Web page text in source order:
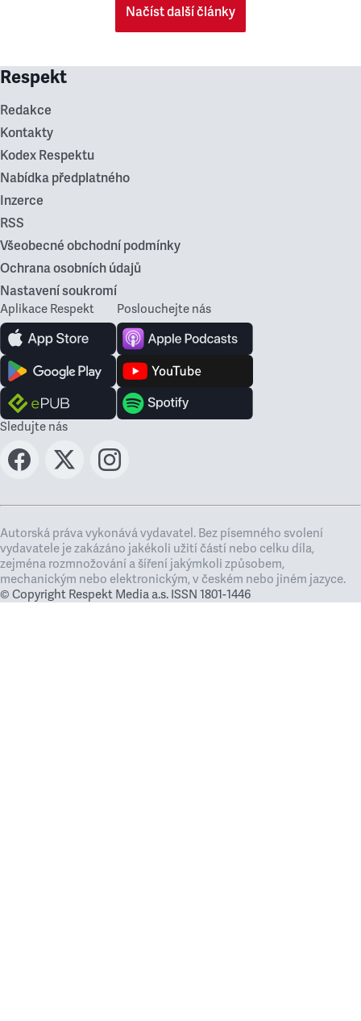
Načíst další články
Respekt
Redakce
Kontakty
Kodex Respektu
Nabídka předplatného
Inzerce
RSS
Všeobecné obchodní podmínky
Ochrana osobních údajů
Nastavení soukromí
Aplikace Respekt Poslouchejte nás
Sledujte nás
Autorská práva vykonává vydavatel. Bez písemného svolení
vydavatele je zakázáno jakékoli užití částí nebo celku díla,
zejména rozmnožování a šíření jakýmkoli způsobem,
mechanickým nebo elektronickým, v českém nebo jiném jazyce.
© Copyright Respekt Media a.s. ISSN 1801-1446